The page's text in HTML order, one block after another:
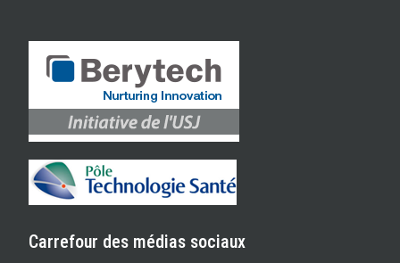
Carrefour des médias sociaux